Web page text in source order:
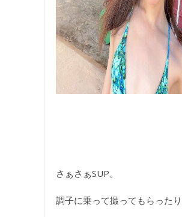
さぁさぁSUP。
調子に乗って撮ってもらったり